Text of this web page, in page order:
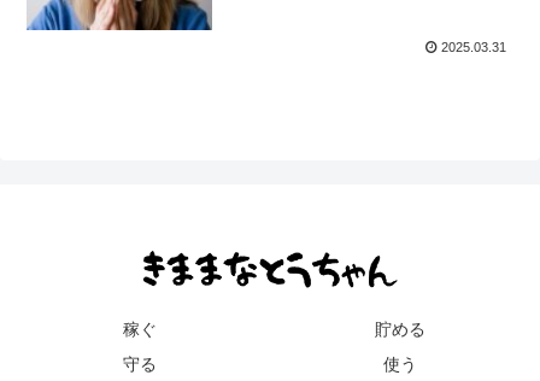
2025.03.31
稼ぐ
貯める
守る
使う